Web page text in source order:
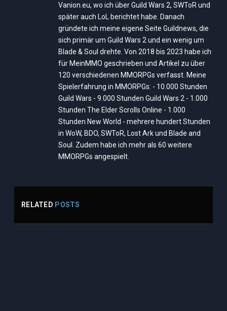
Vanion.eu, wo ich über Guild Wars 2, SWToR und
später auch LoL berichtet habe. Danach
gründete ich meine eigene Seite Guildnews, die
sich primär um Guild Wars 2 und ein wenig um
Blade & Soul drehte. Von 2018 bis 2023 habe ich
für MeinMMO geschrieben und Artikel zu über
120 verschiedenen MMORPGs verfasst. Meine
Spielerfahrung in MMORPGs: - 10.000 Stunden
Guild Wars - 9.000 Stunden Guild Wars 2 - 1.000
Stunden The Elder Scrolls Online - 1.000
Stunden New World - mehrere hundert Stunden
in WoW, BDO, SWToR, Lost Ark und Blade and
Soul. Zudem habe ich mehr als 60 weitere
MMORPGs angespielt.
RELATED POSTS